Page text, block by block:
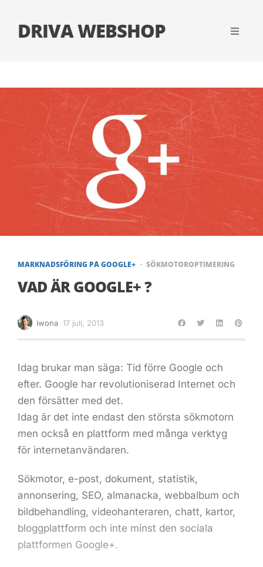
DRIVA WEBSHOP
MARKNADSFÖRING PÅ GOOGLE+ SÖKMOTOROPTIMERING
VAD ÄR GOOGLE+ ?
iwona 17 juli, 2013
Idag brukar man säga: Tid förre Google och
efter. Google har revolutioniserad Internet och
den försätter med det.
Idag är det inte endast den största sökmotorn
men också en plattform med många verktyg
för internetanvändaren.
Sökmotor, e-post, dokument, statistik,
annonsering, SEO, almanacka, webbalbum och
bildbehandling, videohanteraren, chatt, kartor,
bloggplattform och inte minst den sociala
plattformen Google+.